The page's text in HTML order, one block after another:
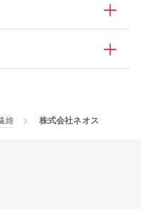
維 株式会社ネオス